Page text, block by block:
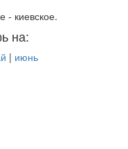
- киевское.
на:
| июнь